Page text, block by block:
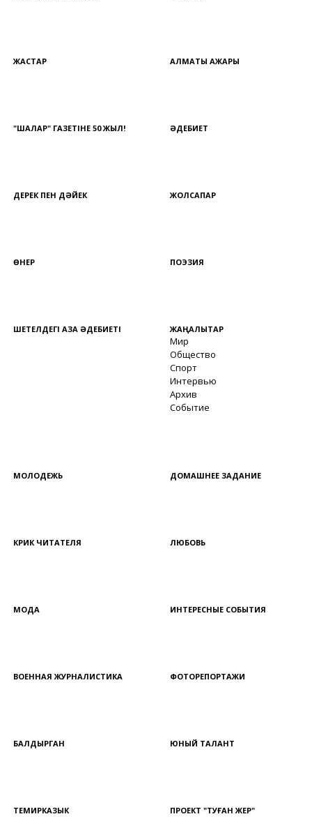
ЖАСТАР АЛМАТЫ АЖАРЫ
"ШАЛҚАР" ГАЗЕТІНЕ 50 ЖЫЛ! ӘДЕБИЕТ
ДЕРЕК ПЕН ДӘЙЕК ЖОЛСАПАР
ӨНЕР ПОЭЗИЯ
ШЕТЕЛДЕГІ ҚАЗАҚ ӘДЕБИЕТІ ЖАҢАЛЫҚТАР
Мир
Общество
Спорт
Интервью
Архив
Событие
МОЛОДЕЖЬ ДОМАШНЕЕ ЗАДАНИЕ
КРИК ЧИТАТЕЛЯ ЛЮБОВЬ
МОДА ИНТЕРЕСНЫЕ СОБЫТИЯ
ВОЕННАЯ ЖУРНАЛИСТИКА ФОТОРЕПОРТАЖИ
БАЛДЫРГАН ЮНЫЙ ТАЛАНТ
ТЕМИРКАЗЫК ПРОЕКТ "ТУҒАН ЖЕР"